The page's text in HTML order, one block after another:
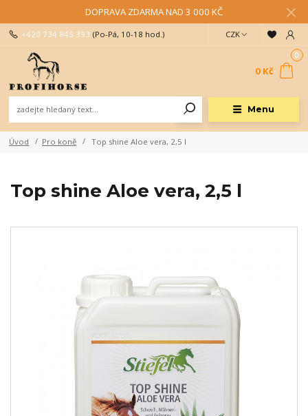
DOPRAVA ZDARMA NAD 3 000 KČ
Menu
CZK
+420 734 845 393 (Po-Pá, 10-18 hod.)
0
0 Kč
Úvod Pro koně Top shine Aloe vera, 2,5 l
Top shine Aloe vera, 2,5 l